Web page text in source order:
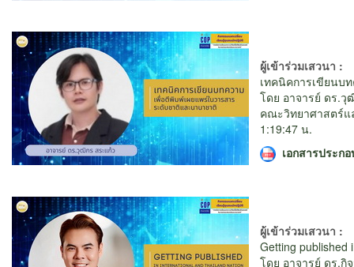
ผู้เข้าร่วมเสวนา :
เทคนิคการเขียนบ
โดย อาจารย์ ดร.วุ
คณะวิทยาศาสตร์แ
1:19:47 น.
เอกสารประก
ผู้เข้าร่วมเสวนา :
Getting published
โดย อาจารย์ ดร.